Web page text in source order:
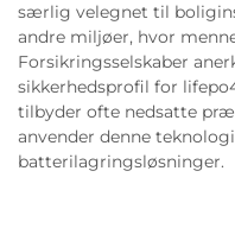
særlig velegnet til
andre miljøer, hvor
Forsikringsselskaber
sikkerhedsprofil for
tilbyder ofte nedsatte
anvender denne
batterilagringsløsninger.